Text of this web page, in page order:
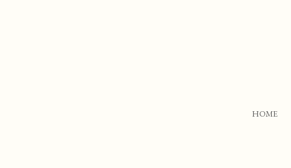
HOME